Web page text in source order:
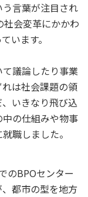
言葉が注目され
社会変革にかかわ
います。
議論したり事業
は社会課題の領
いきなり飛び込
の仕組みや物事
職しました。
のBPOセンター
都市の型を地方